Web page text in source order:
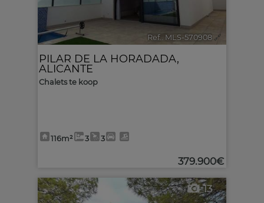
Ref.. MLS-570908 🔗
PILAR DE LA HORADADA,
ALICANTE
Chalets te koop
116m² 3 3
379.900€
13